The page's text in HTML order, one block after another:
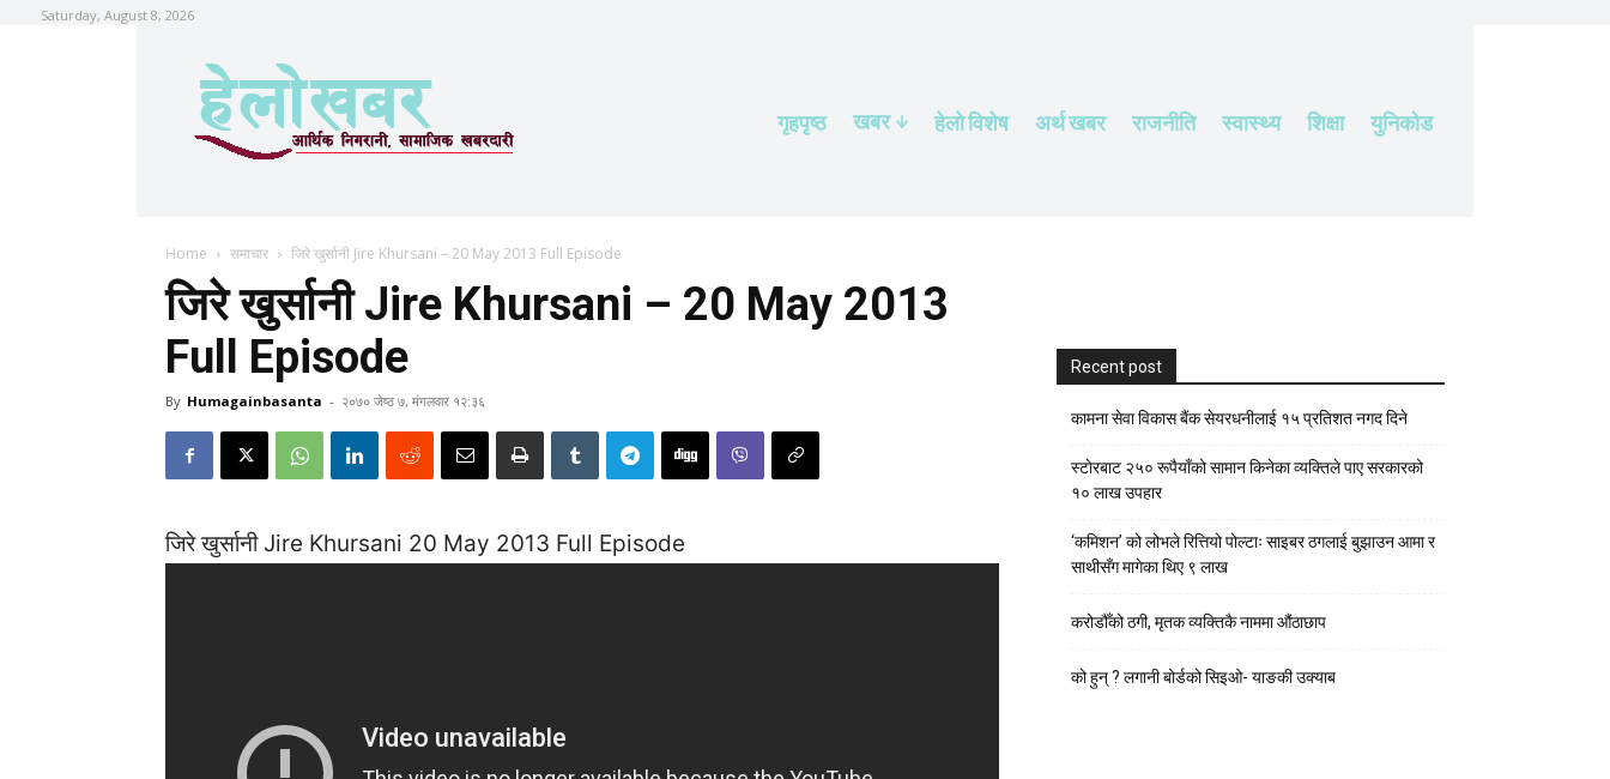
Saturday, August 8, 2026
गृहपृष्ठ खबर हेलाे विशेष अर्थ खबर राजनीति स्वास्थ्य शिक्षा युनिकोड
Home समाचार जिरे खुर्सानी Jire Khursani – 20 May 2013 Full Episode
जिरे खुर्सानी Jire Khursani – 20 May 2013
Full Episode
By Humagainbasanta - २०७० जेष्ठ ७, मंगलवार १२:३६
जिरे खुर्सानी Jire Khursani 20 May 2013 Full Episode
Recent post
कामना सेवा विकास बैंक सेयरधनीलाई १५ प्रतिशत नगद दिने
स्टाेरबाट २५० रूपैयाँको सामान किनेका व्यक्तिले पाए सरकारको
१० लाख उपहार
‘कमिशन’ को लोभले रित्तियो पोल्टाः साइबर ठगलाई बुझाउन आमा र
साथीसँग मागेका थिए ९ लाख
करोडौँको ठगी, मृतक व्यक्तिकै नाममा औंठाछाप
को हुन् ? लगानी बोर्डको सिइओ- याङकी उक्याब